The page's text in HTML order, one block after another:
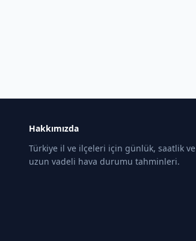
Hakkımızda
Türkiye il ve ilçeleri için günlük, saatlik ve
uzun vadeli hava durumu tahminleri.